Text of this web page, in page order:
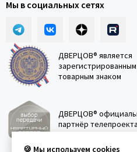
Мы в социальных сетях
ДВЕРЦОВ® является
зарегистрированным
товарным знаком
ДВЕРЦОВ®
партнёр телепроекта
🍪 Мы используем cookies